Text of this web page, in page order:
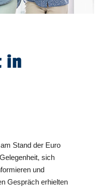
in
Stand der Euro
sich
und
Gespräch erhielten